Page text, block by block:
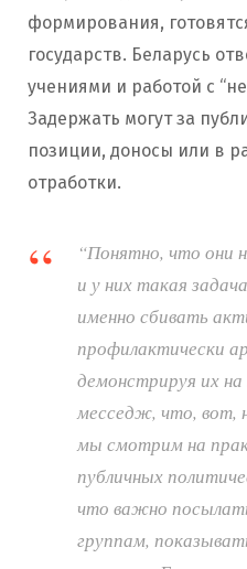
формирования,
государств. Беларусь
учениями и работой с
Задержать могут за
позиции, доносы или в
отработки.
“Понятно, что они
и у них такая
именно сбивать
профилактически
демонстрируя их
месседж, что, вот,
мы смотрим на
публичных
что важно
группам,